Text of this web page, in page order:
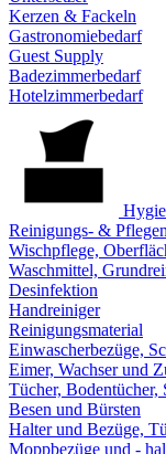
Kerzen & Fackeln
Gastronomiebedarf
Guest Supply
Badezimmerbedarf
Hotelzimmerbedarf
Reinigungs- &
Wischpflege,
Waschmittel,
Desinfektion
Handreiniger
Reinigungsmaterial
Einwascherbezüge,
Eimer, Wachser und
Tücher, Bodentücher,
Besen und Bürsten
Halter und Bezüge,
Moppbezüge und -